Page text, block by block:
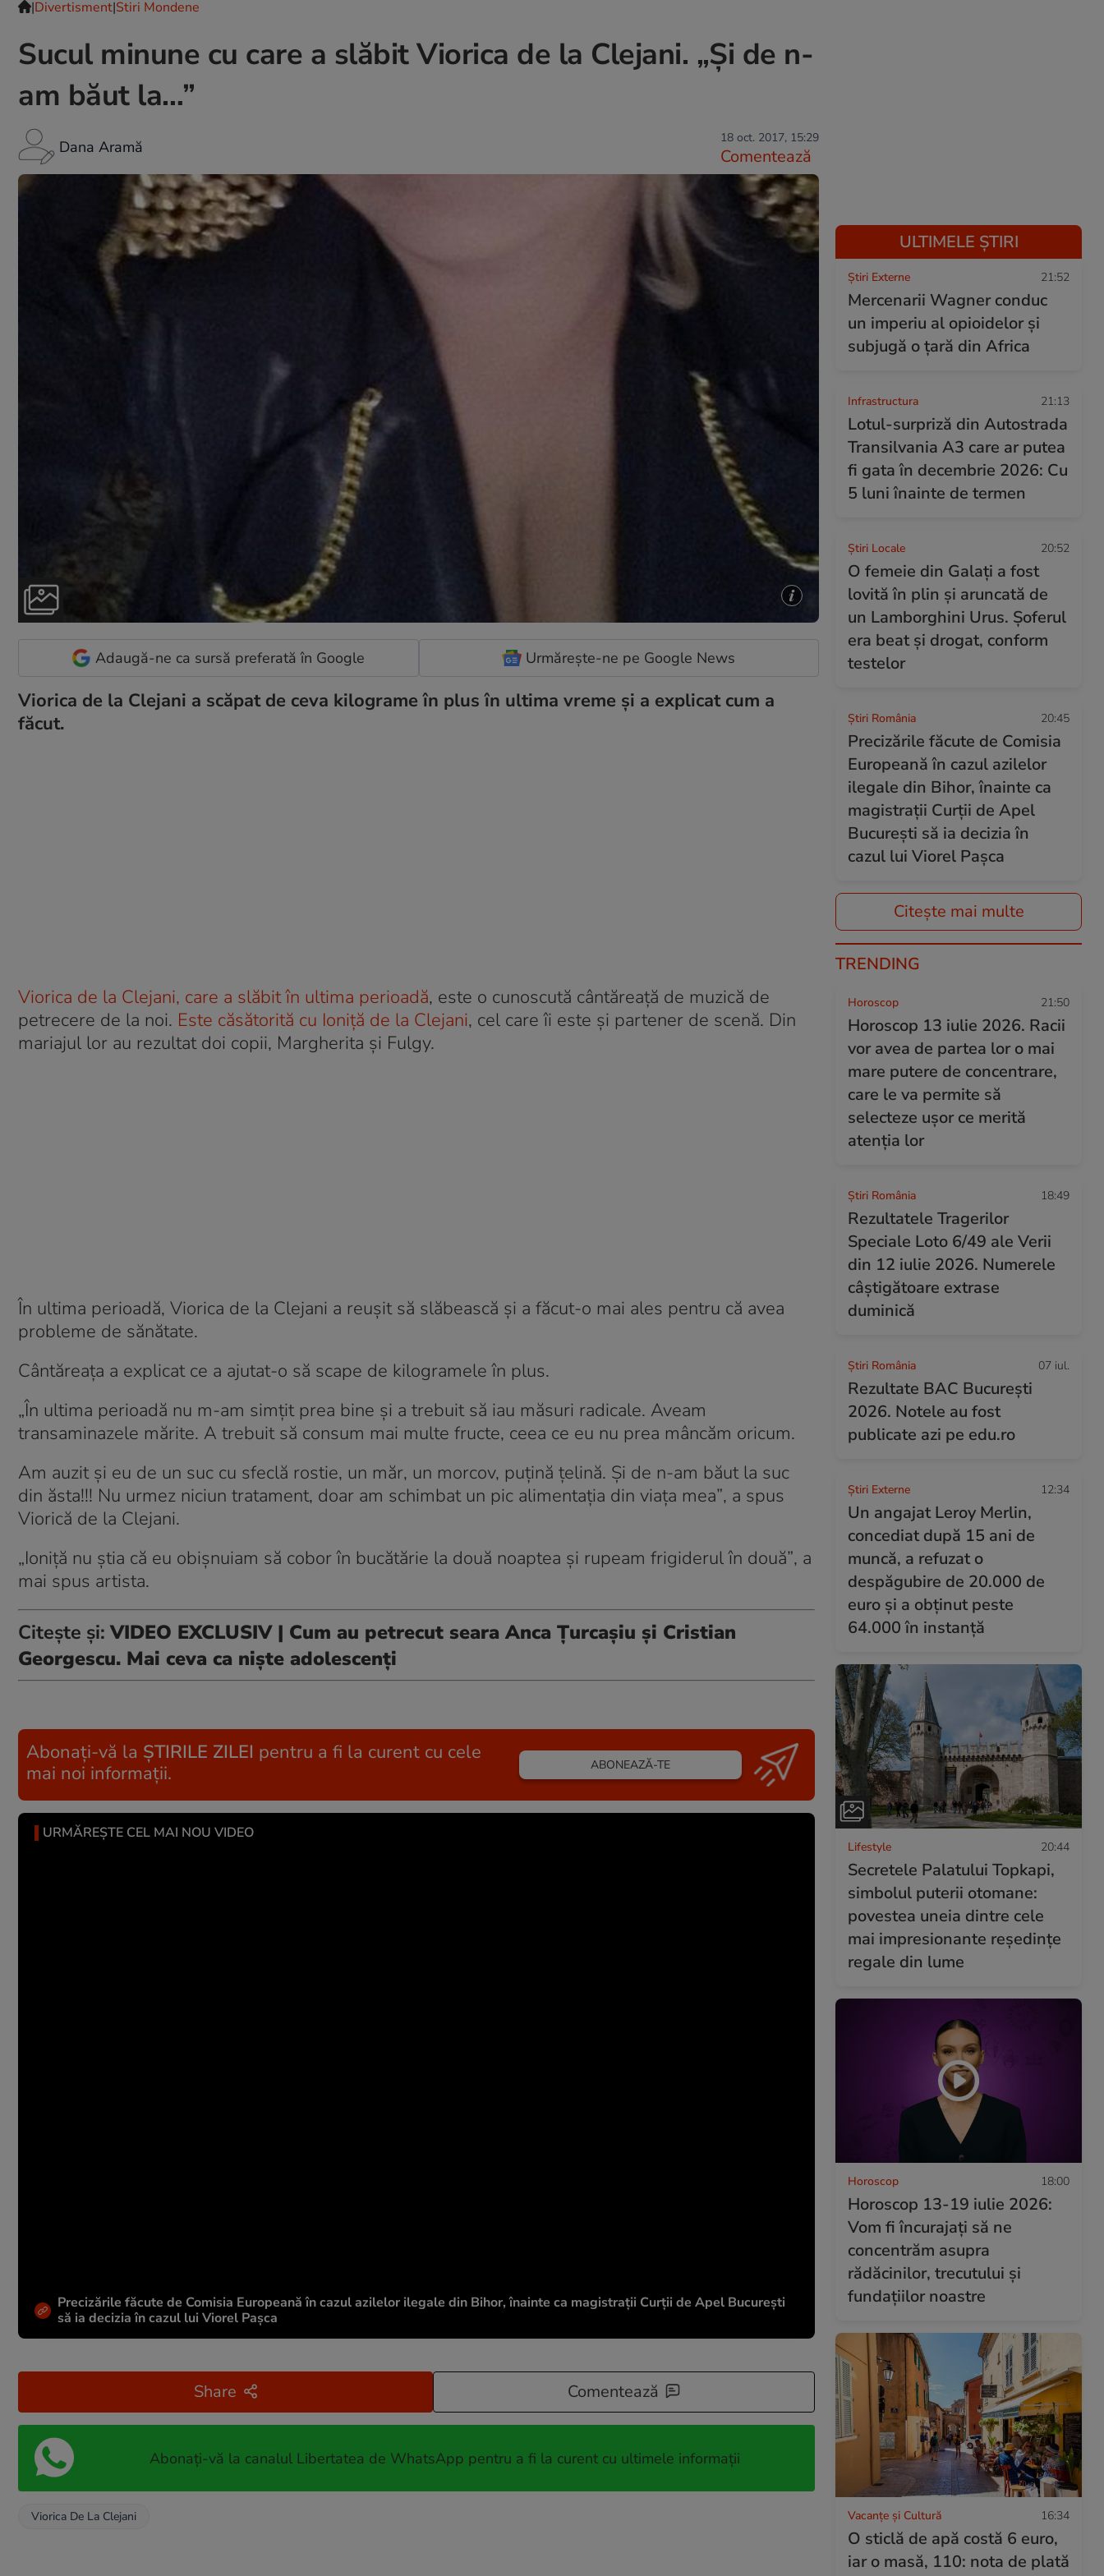
|Divertisment|Stiri Mondene
Sucul minune cu care a slăbit Viorica de la Clejani. „Și de n-
am băut la…”
Dana Aramă 18 oct. 2017, 15:29
Comentează
Adaugă-ne ca sursă preferată în Google Urmărește-ne pe Google News
Viorica de la Clejani a scăpat de ceva kilograme în plus în ultima vreme și a explicat cum a
făcut.
Viorica de la Clejani, care a slăbit în ultima perioadă, este o cunoscută cântăreață de muzică de
petrecere de la noi. Este căsătorită cu Ioniță de la Clejani, cel care îi este și partener de scenă. Din
mariajul lor au rezultat doi copii, Margherita și Fulgy.
În ultima perioadă, Viorica de la Clejani a reușit să slăbească și a făcut-o mai ales pentru că avea
probleme de sănătate.
Cântăreața a explicat ce a ajutat-o să scape de kilogramele în plus.
„În ultima perioadă nu m-am simțit prea bine și a trebuit să iau măsuri radicale. Aveam
transaminazele mărite. A trebuit să consum mai multe fructe, ceea ce eu nu prea mâncăm oricum.
Am auzit și eu de un suc cu sfeclă rostie, un măr, un morcov, puțină țelină. Și de n-am băut la suc
din ăsta!!! Nu urmez niciun tratament, doar am schimbat un pic alimentația din viața mea”, a spus
Viorică de la Clejani.
„Ioniță nu știa că eu obișnuiam să cobor în bucătărie la două noaptea și rupeam frigiderul în două”, a
mai spus artista.
Citește și: VIDEO EXCLUSIV | Cum au petrecut seara Anca Țurcașiu și Cristian
Georgescu. Mai ceva ca niște adolescenți
Abonați-vă la ȘTIRILE ZILEI pentru a fi la curent cu cele
mai noi informații.
ABONEAZĂ-TE
URMĂREȘTE CEL MAI NOU VIDEO
Precizările făcute de Comisia Europeană în cazul azilelor ilegale din Bihor, înainte ca magistrații Curții de Apel București
să ia decizia în cazul lui Viorel Pașca
Share Comentează
Abonați-vă la canalul Libertatea de WhatsApp pentru a fi la curent cu ultimele informații
Viorica De La Clejani
ULTIMELE ȘTIRI
Știri Externe 21:52
Mercenarii Wagner conduc
un imperiu al opioidelor și
subjugă o țară din Africa
Infrastructura 21:13
Lotul-surpriză din Autostrada
Transilvania A3 care ar putea
fi gata în decembrie 2026: Cu
5 luni înainte de termen
Știri Locale 20:52
O femeie din Galați a fost
lovită în plin și aruncată de
un Lamborghini Urus. Șoferul
era beat și drogat, conform
testelor
Știri România 20:45
Precizările făcute de Comisia
Europeană în cazul azilelor
ilegale din Bihor, înainte ca
magistrații Curții de Apel
București să ia decizia în
cazul lui Viorel Pașca
Citește mai multe
TRENDING
Horoscop 21:50
Horoscop 13 iulie 2026. Racii
vor avea de partea lor o mai
mare putere de concentrare,
care le va permite să
selecteze ușor ce merită
atenția lor
Știri România 18:49
Rezultatele Tragerilor
Speciale Loto 6/49 ale Verii
din 12 iulie 2026. Numerele
câștigătoare extrase
duminică
Știri România 07 iul.
Rezultate BAC București
2026. Notele au fost
publicate azi pe edu.ro
Știri Externe 12:34
Un angajat Leroy Merlin,
concediat după 15 ani de
muncă, a refuzat o
despăgubire de 20.000 de
euro și a obținut peste
64.000 în instanță
Lifestyle 20:44
Secretele Palatului Topkapi,
simbolul puterii otomane:
povestea uneia dintre cele
mai impresionante reședințe
regale din lume
Horoscop 18:00
Horoscop 13-19 iulie 2026:
Vom fi încurajați să ne
concentrăm asupra
rădăcinilor, trecutului și
fundațiilor noastre
Vacanțe și Cultură 16:34
O sticlă de apă costă 6 euro,
iar o masă, 110: nota de plată